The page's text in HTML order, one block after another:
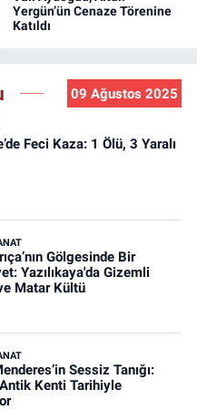
Yergün’ün Cenaze Törenine
Katıldı
09 Ağustos 2025
Feci Kaza: 1 Ölü, 3 Yaralı
Gölgesinde Bir
Yazılıkaya'da Gizemli
Matar Kültü
Sessiz Tanığı:
Kenti Tarihiyle